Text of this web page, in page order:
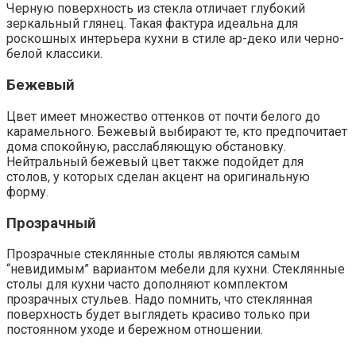
Черную поверхность из стекла отличает глубокий
зеркальный глянец. Такая фактура идеальна для
роскошных интерьера кухни в стиле ар-деко или черно-
белой классики.
Бежевый
Цвет имеет множество оттенков от почти белого до
карамельного. Бежевый выбирают те, кто предпочитает
дома спокойную, расслабляющую обстановку.
Нейтральный бежевый цвет также подойдет для
столов, у которых сделан акцент на оригинальную
форму.
Прозрачный
Прозрачные стеклянные столы являются самым
“невидимым” вариантом мебели для кухни. Стеклянные
столы для кухни часто дополняют комплектом
прозрачных стульев. Надо помнить, что стеклянная
поверхность будет выглядеть красиво только при
постоянном уходе и бережном отношении.